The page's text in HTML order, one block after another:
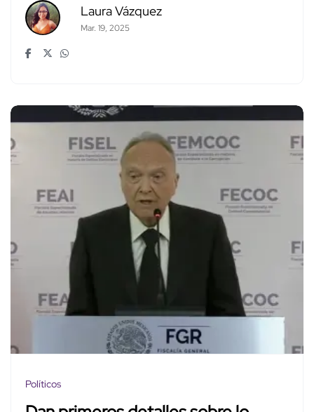
Laura Vázquez
Mar. 19, 2025
Políticos